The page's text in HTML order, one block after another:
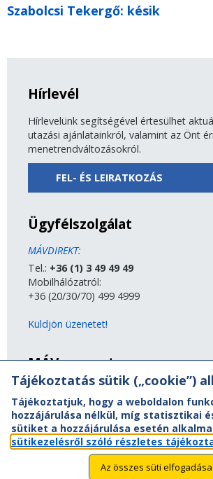
Szabolcsi Tekergő: késik
Hírlevél
Hírlevelünk segítségével értesülhet
utazási ajánlatainkról, valamint az Önt
menetrendváltozásokról.
FEL- ÉS LEIRATKOZÁS
Ügyfélszolgálat
MÁVDIREKT:
Tel.: +36 (1) 3 49 49 49
Mobilhálózatról:
+36 (20/30/70) 499 4999
Küldjön üzenetet!
MÁV-csoport
A MÁV-csoport tagjai
Jogi útmutatás
Adatvédelem
Kapcsolat
Vasút a nagyvilágban
Akadálymentesítési nyilatkozat
Tájékoztatás sütik („cookie”)
Tájékoztatjuk, hogy a weboldalon
hozzájárulása nélkül, míg statisztikai
sütiket a hozzájárulása esetén
sütikezelésről szóló részletes
Az összes süti elfogadása